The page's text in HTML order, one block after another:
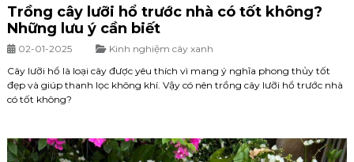
Trồng cây lưỡi hổ trước nhà có tốt không?
Những lưu ý cần biết
02-01-2025
Kinh nghiệm cây xanh
Cây lưỡi hổ là loại cây được yêu thích vì mang ý nghĩa phong thủy tốt
đẹp và giúp thanh lọc không khí. Vậy có nên trồng cây lưỡi hổ trước nhà
có tốt không?